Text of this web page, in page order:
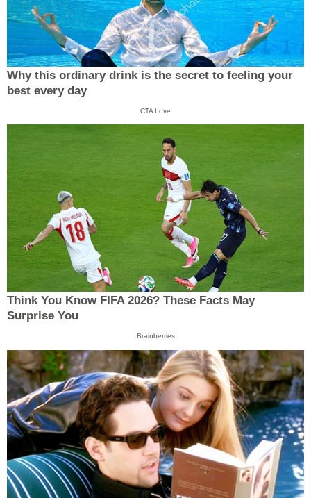
Why this ordinary drink is the secret to feeling your
best every day
CTA Love
Think You Know FIFA 2026? These Facts May
Surprise You
Brainberries